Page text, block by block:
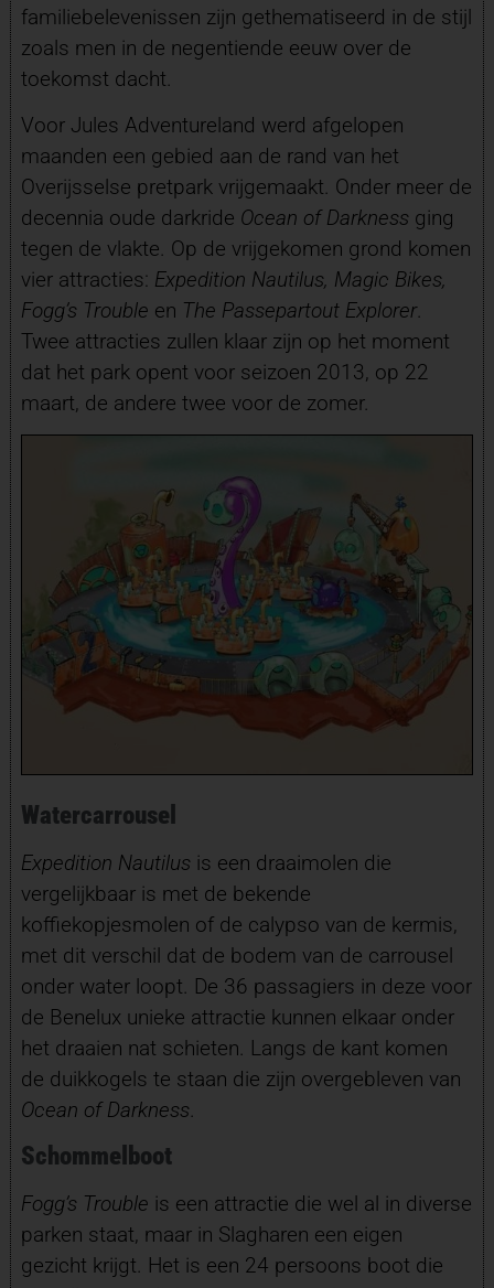
familiebelevenissen zijn gethematiseerd in de stijl
zoals men in de negentiende eeuw over de
toekomst dacht.
Voor Jules Adventureland werd afgelopen
maanden een gebied aan de rand van het
Overijsselse pretpark vrijgemaakt. Onder meer de
decennia oude darkride Ocean of Darknessging
tegen de vlakte. Op de vrijgekomen grond komen
vier attracties: Expedition Nautilus, Magic Bikes,
Fogg’s Trouble en The Passepartout Explorer.
Twee attracties zullen klaar zijn op het moment
dat het park opent voor seizoen 2013, op 22
maart, de andere twee voor de zomer.
Watercarrousel
Expedition Nautilusis een draaimolen die
vergelijkbaar is met de bekende
koffiekopjesmolen of de calypso van de kermis,
met dit verschil dat de bodem van de carrousel
onder water loopt. De 36 passagiers in deze voor
de Benelux unieke attractie kunnen elkaar onder
het draaien nat schieten. Langs de kant komen
de duikkogels te staan die zijn overgebleven van
Ocean of Darkness.
Schommelboot
Fogg’s Trouble is een attractie die wel al in diverse
parken staat, maar in Slagharen een eigen
gezicht krijgt. Het is een 24 persoons boot die